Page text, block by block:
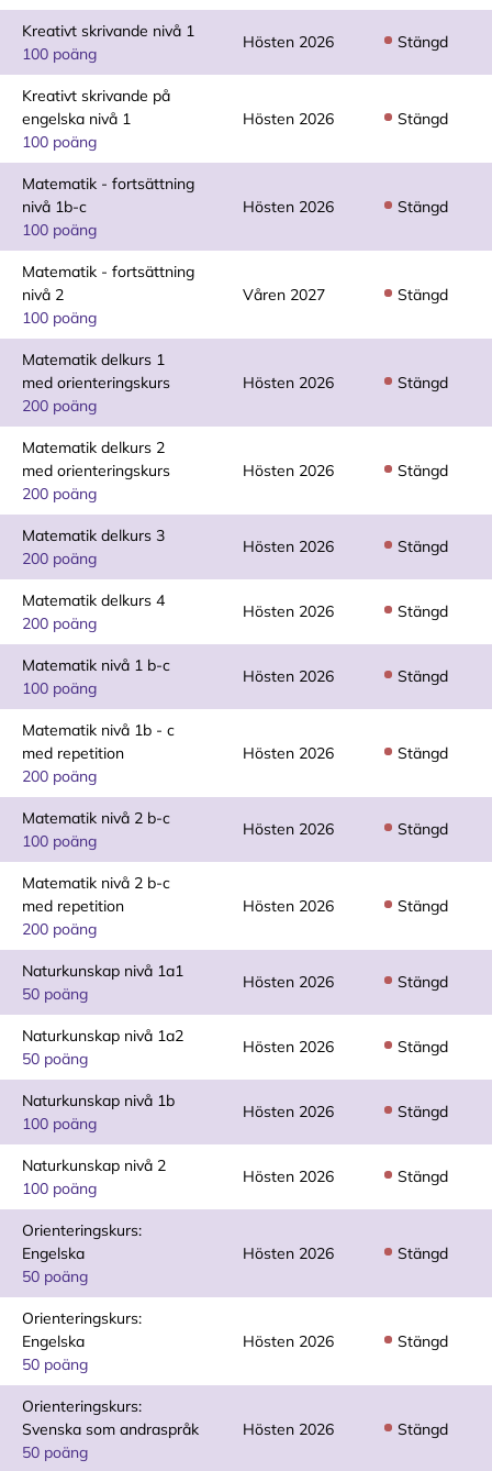
Kreativt skrivande nivå 1
100 poäng
Hösten 2026 Stängd
Kreativt skrivande på
engelska nivå 1
100 poäng
Hösten 2026 Stängd
Matematik - fortsättning
nivå 1b-c
100 poäng
Hösten 2026 Stängd
Matematik - fortsättning
nivå 2
100 poäng
Våren 2027 Stängd
Matematik delkurs 1
med orienteringskurs
200 poäng
Hösten 2026 Stängd
Matematik delkurs 2
med orienteringskurs
200 poäng
Hösten 2026 Stängd
Matematik delkurs 3
200 poäng
Hösten 2026 Stängd
Matematik delkurs 4
200 poäng
Hösten 2026 Stängd
Matematik nivå 1 b-c
100 poäng
Hösten 2026 Stängd
Matematik nivå 1b - c
med repetition
200 poäng
Hösten 2026 Stängd
Matematik nivå 2 b-c
100 poäng
Hösten 2026 Stängd
Matematik nivå 2 b-c
med repetition
200 poäng
Hösten 2026 Stängd
Naturkunskap nivå 1a1
50 poäng
Hösten 2026 Stängd
Naturkunskap nivå 1a2
50 poäng
Hösten 2026 Stängd
Naturkunskap nivå 1b
100 poäng
Hösten 2026 Stängd
Naturkunskap nivå 2
100 poäng
Hösten 2026 Stängd
Orienteringskurs:
Engelska
50 poäng
Hösten 2026 Stängd
Orienteringskurs:
Engelska
50 poäng
Hösten 2026 Stängd
Orienteringskurs:
Svenska som andraspråk
50 poäng
Hösten 2026 Stängd